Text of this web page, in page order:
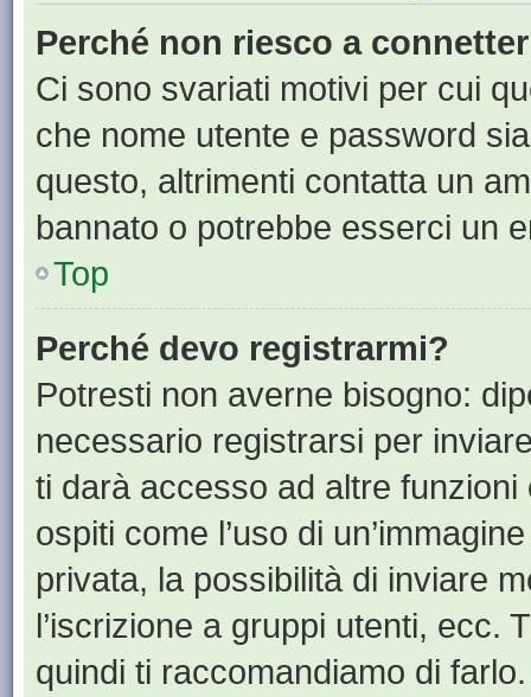
Perché non riesco a
Ci sono svariati motivi per cui
che nome utente e password
questo, altrimenti contatta un
bannato o potrebbe esserci un
Top
Perché devo registrarmi?
Potresti non averne bisogno:
necessario registrarsi per
ti darà accesso ad altre
ospiti come l’uso di
privata, la possibilità di inviare
l’iscrizione a gruppi utenti, ecc.
quindi ti raccomandiamo di farlo.